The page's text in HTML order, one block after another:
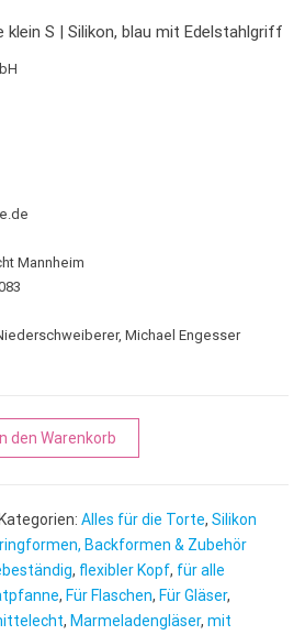
klein S | Silikon, blau mit Edelstahlgriff
Mannheim
Michael Engesser
klein | Silikon blau mit Edelstahlgriff
den Warenkorb
e
r
n
a
t
Alles für die Torte, Silikon
Backformen & Zubehör
, flexibler Kopf, für alle
, Für Flaschen, Für Gläser,
, Marmeladengläser, mit